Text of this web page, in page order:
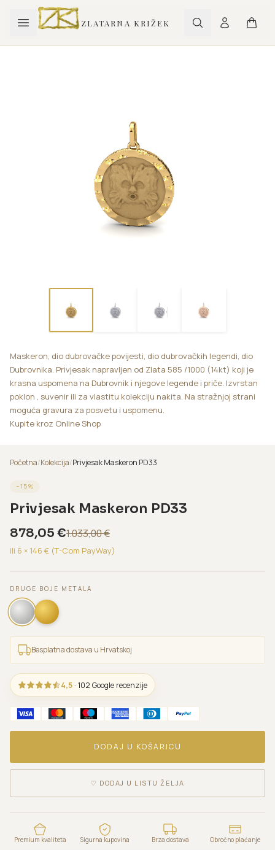
ZLATARNA KRIŽEK
Maskeron, dio dubrovačke povijesti, dio dubrovačkih legendi, dio
Dubrovnika. Privjesak napravljen od Zlata 585 /1000 (14kt) koji je
krasna uspomena na Dubrovnik i njegove legende i priče. Izvrstan
poklon , suvenir ili za vlastitu kolekciju nakita. Na stražnjoj strani
moguća gravura za posvetu i uspomenu.
Kupite kroz Online Shop
Početna/Kolekcija/Privjesak Maskeron PD33
− 15%
Privjesak Maskeron PD33
878,05 €1.033,00€
ili 6 × 146 € (T-Com PayWay)
DRUGE BOJE METALA
Besplatna dostava u Hrvatskoj
4,5 · 102 Google recenzije
DODAJ U KOŠARICU
♡ DODAJ U LISTU ŽELJA
Premium kvaliteta Sigurna kupovina Brza dostava Obročno plaćanje